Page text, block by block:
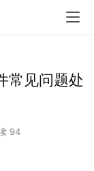
常见问题处
94